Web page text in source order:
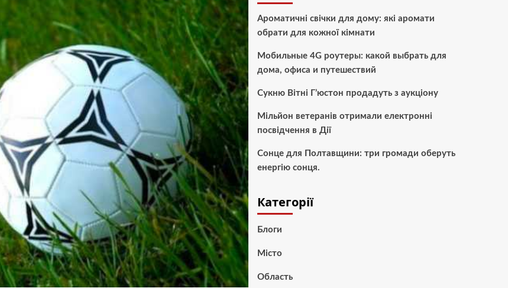
Ароматичні свічки для дому: які аромати
обрати для кожної кімнати
Мобильные 4G роутеры: какой выбрать для
дома, офиса и путешествий
Сукню Вітні Г’юстон продадуть з аукціону
Мільйон ветеранів отримали електронні
посвідчення в Дії
Сонце для Полтавщини: три громади оберуть
енергію сонця.
Категорії
Блоги
Місто
Область